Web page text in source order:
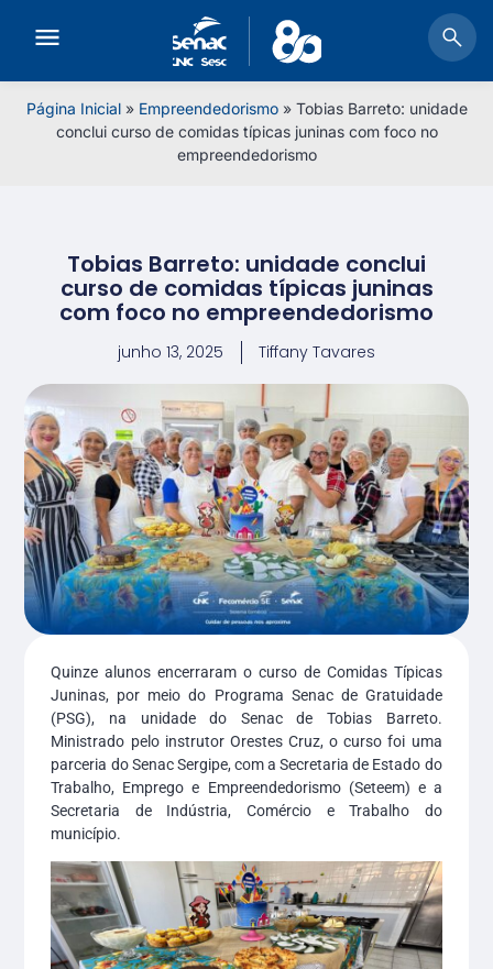
Página Inicial» Empreendedorismo» Tobias Barreto: unidade
conclui curso de comidas típicas juninas com foco no
empreendedorismo
Tobias Barreto: unidade conclui
curso de comidas típicas juninas
com foco no empreendedorismo
junho 13, 2025 Tiffany Tavares
Quinze alunos encerraram o curso de Comidas Típicas
Juninas, por meio do Programa Senac de Gratuidade
(PSG), na unidade do Senac de Tobias Barreto.
Ministrado pelo instrutor Orestes Cruz, o curso foi uma
parceria do Senac Sergipe, com a Secretaria de Estado do
Trabalho, Emprego e Empreendedorismo (Seteem) e a
Secretaria de Indústria, Comércio e Trabalho do
município.